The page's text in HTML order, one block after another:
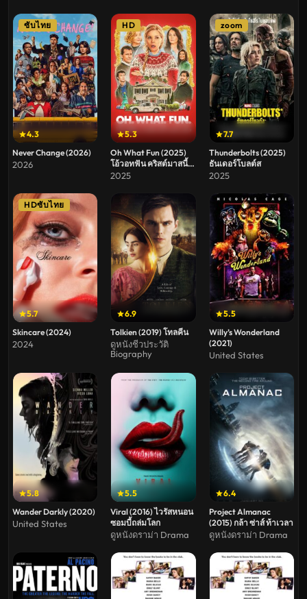
4.3
ซับไทย
Never Change (2026)
2026
5.3
HD
Oh What Fun (2025)
โอ้วอทฟัน คริสต์มาสนี้
แม่ล่ะเพลีย
2025
7.7
zoom
Thunderbolts (2025)
ธันเดอร์โบลต์ส
2025
5.7
HDซับไทย
Skincare (2024)
2024
6.9
Tolkien (2019) โทลคีน
ดูหนังชีวประวัติ
Biography
5.5
Willy’s Wonderland
(2021)
United States
5.8
Wander Darkly (2020)
United States
5.5
Viral (2016) ไวรัสหนอน
ซอมบี้ถล่มโลก
ดูหนังดราม่า Drama
6.4
Project Almanac
(2015) กล้า ซ่าส์ ท้าเวลา
ดูหนังดราม่า Drama